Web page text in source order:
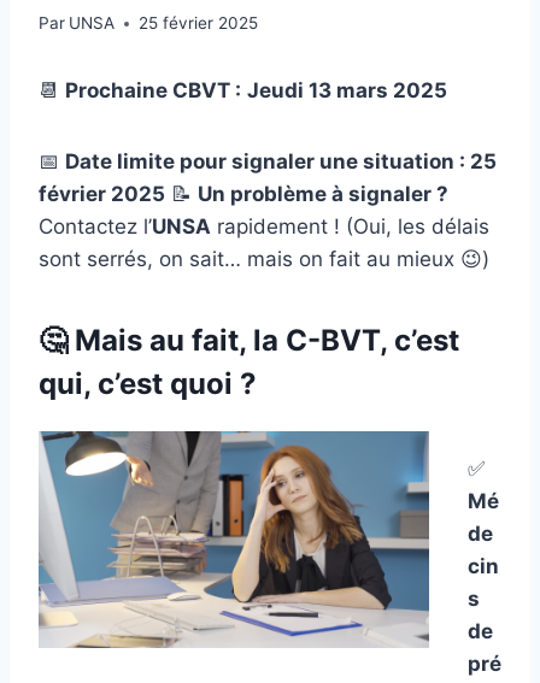
Par UNSA 25 février 2025
📆 Prochaine CBVT : Jeudi 13 mars 2025
📅 Date limite pour signaler une situation : 25
février 2025 📝 Un problème à signaler ?
Contactez l’UNSA rapidement ! (Oui, les délais
sont serrés, on sait… mais on fait au mieux 😉)
🤔 Mais au fait, la C-BVT, c’est
qui, c’est quoi ?
✅
Mé
de
cin
s
de
pré